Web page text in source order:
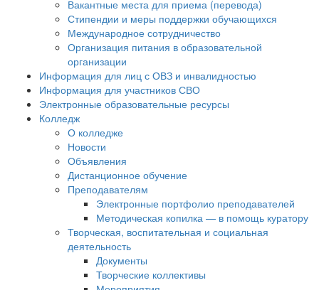
Вакантные места для приема (перевода)
Стипендии и меры поддержки обучающихся
Международное сотрудничество
Организация питания в образовательной
организации
Информация для лиц с ОВЗ и инвалидностью
Информация для участников СВО
Электронные образовательные ресурсы
Колледж
О колледже
Новости
Объявления
Дистанционное обучение
Преподавателям
Электронные портфолио преподавателей
Методическая копилка — в помощь куратору
Творческая, воспитательная и социальная
деятельность
Документы
Творческие коллективы